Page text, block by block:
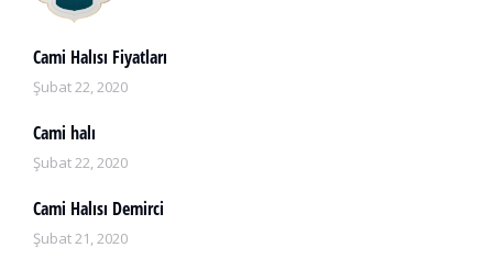
Cami Halısı Fiyatları
Şubat 22, 2020
Cami halı
Şubat 22, 2020
Cami Halısı Demirci
Şubat 21, 2020